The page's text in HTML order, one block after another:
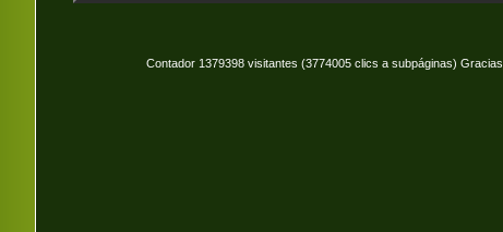
Contador 1379398 visitantes (3774005 clics a subpáginas) Gracias